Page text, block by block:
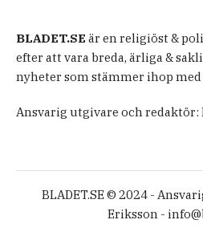
BLADET.SE är en religiöst &
efter att vara breda, ärliga &
nyheter som stämmer ihop
Ansvarig utgivare och
BLADET.SE © 2024 -
Eriksson -